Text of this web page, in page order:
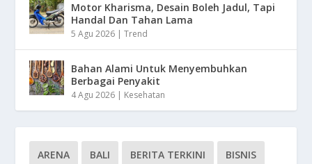
Motor Kharisma, Desain Boleh Jadul, Tapi
Handal Dan Tahan Lama
5 Agu 2026 |Trend
Bahan Alami Untuk Menyembuhkan
Berbagai Penyakit
4 Agu 2026 | Kesehatan
ARENA BALI BERITA TERKINI BISNIS